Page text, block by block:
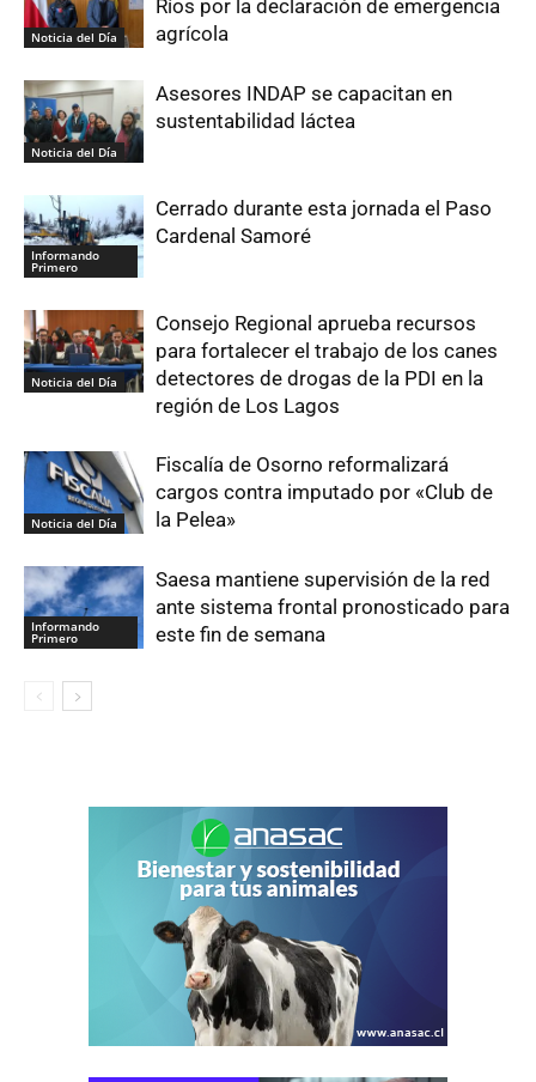
Noticia del Día
Ríos por la declaración de emergencia
agrícola
Noticia del Día
Asesores INDAP se capacitan en
sustentabilidad láctea
Informando
Primero
Cerrado durante esta jornada el Paso
Cardenal Samoré
Noticia del Día
Consejo Regional aprueba recursos
para fortalecer el trabajo de los canes
detectores de drogas de la PDI en la
región de Los Lagos
Noticia del Día
Fiscalía de Osorno reformalizará
cargos contra imputado por «Club de
la Pelea»
Informando
Primero
Saesa mantiene supervisión de la red
ante sistema frontal pronosticado para
este fin de semana